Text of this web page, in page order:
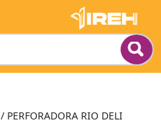
/ PERFORADORA RIO DELI